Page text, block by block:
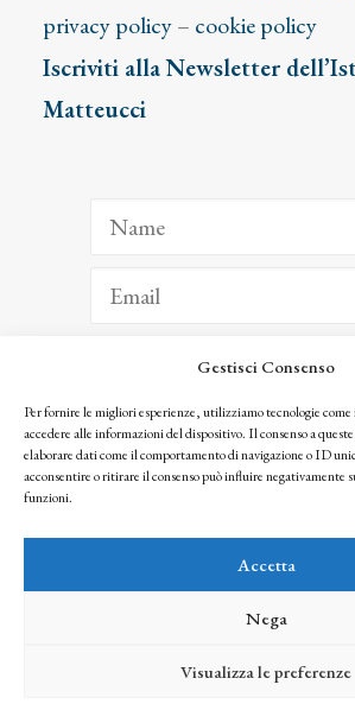
Gestisci Consenso
Per fornire le migliori esperienze, utilizziamo tecnologie
accedere alle informazioni del dispositivo. Il consenso a
elaborare dati come il comportamento di navigazione o ID
acconsentire o ritirare il consenso può influire negativamente
funzioni.
Accetta
Nega
Visualizza le preferenze
privacy policy– cookie policy
Iscriviti alla Newsletter
Matteucci
ISCRIVITI
Facendo clic per iscriverti, riconosci che le tue
seguendo la nostra Privacy Policy
© 2025 Istituto Matteucci. All right reserved
l’autorizzazione scritta dei proprietari dei diritti e dell’Istituto
credits